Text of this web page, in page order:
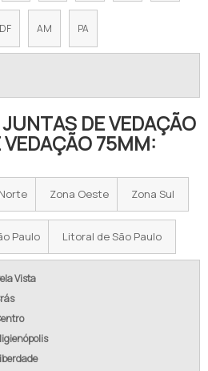
AM PA
DE VEDAÇÃO
VEDAÇÃO 75MM:
Zona Oeste Zona Sul
Paulo Litoral de São Paulo
Vista